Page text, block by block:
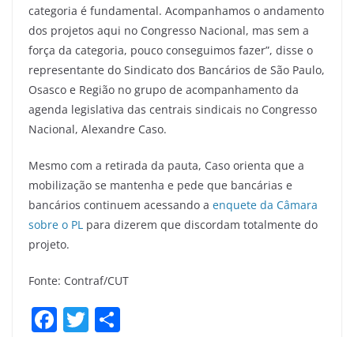
categoria é fundamental. Acompanhamos o andamento
dos projetos aqui no Congresso Nacional, mas sem a
força da categoria, pouco conseguimos fazer”, disse o
representante do Sindicato dos Bancários de São Paulo,
Osasco e Região no grupo de acompanhamento da
agenda legislativa das centrais sindicais no Congresso
Nacional, Alexandre Caso.
Mesmo com a retirada da pauta, Caso orienta que a
mobilização se mantenha e pede que bancárias e
bancários continuem acessando a enquete da Câmara
sobre o PL para dizerem que discordam totalmente do
projeto.
Fonte: Contraf/CUT
F T